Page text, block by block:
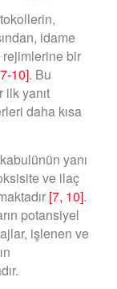
idame
bir
10]. Bu
ilk yanıt
daha kısa
yanı
ve ilaç
[7, 10].
potansiyel
işlenen ve